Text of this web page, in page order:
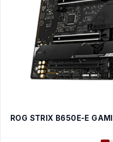
ROG STRIX B650E-E